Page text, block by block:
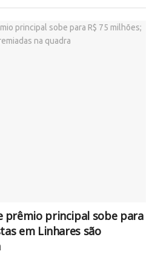
prêmio principal sobe para
em Linhares são